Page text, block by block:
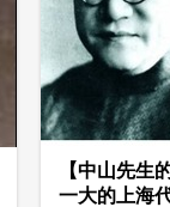
【中山先生
一大的上海